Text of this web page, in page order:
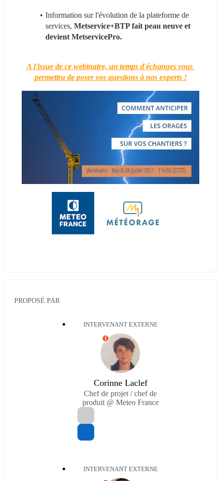
Information sur l'évolution de la plateforme de
services, Metservice+BTP fait peau neuve et
devient MetservicePro.
A l'issue de ce webinaire, un temps d'échanges vous
permettra de poser vos questions à nos experts !
PROPOSÉ PAR
INTERVENANT EXTERNE
I
Corinne Laclef
Chef de projet / chef de
produit @ Meteo France
INTERVENANT EXTERNE